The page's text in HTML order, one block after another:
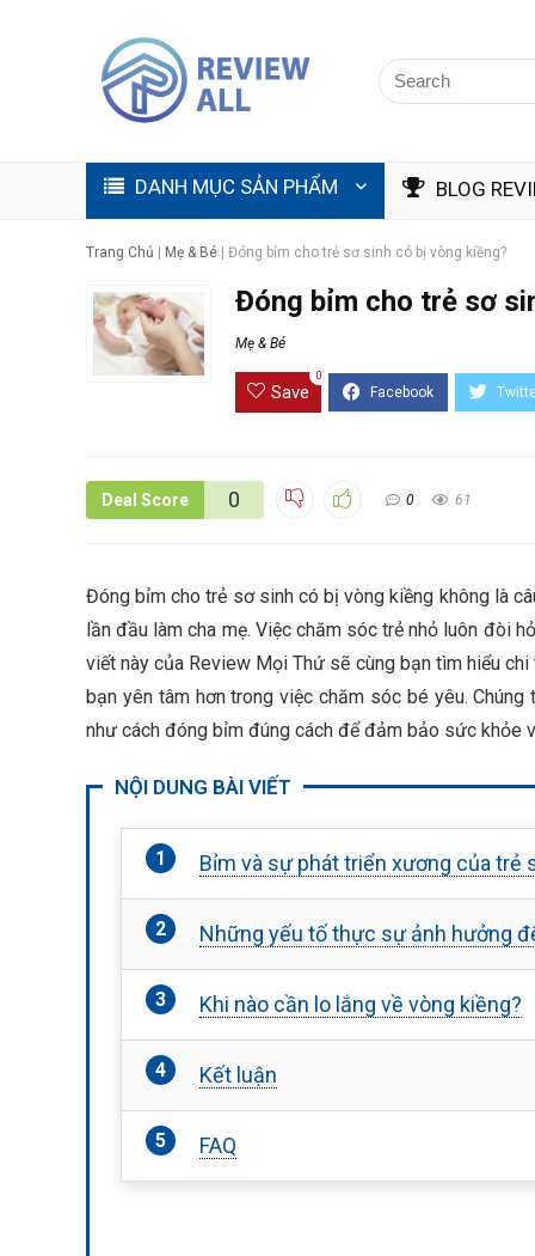
DANH MỤC SẢN PHẨM BLOG
Trang Chủ Mẹ & Bé Đóng bỉm cho trẻ sơ sinh có bị vòng kiềng?
Đóng bỉm cho trẻ sơ
Mẹ & Bé
Save
0
Deal Score 0 0 61
Đóng bỉm cho trẻ sơ sinh có bị vòng kiềng không là
lần đầu làm cha mẹ. Việc chăm sóc trẻ nhỏ luôn đòi
viết này của Review Mọi Thứ sẽ cùng bạn tìm hiểu
bạn yên tâm hơn trong việc chăm sóc bé yêu.
như cách đóng bỉm đúng cách để đảm bảo sức khỏe
NỘI DUNG BÀI VIẾT
Bỉm và sự phát triển xương của trẻ
Những yếu tố thực sự ảnh hưởng
Khi nào cần lo lắng về vòng kiềng?
Kết luận
FAQ